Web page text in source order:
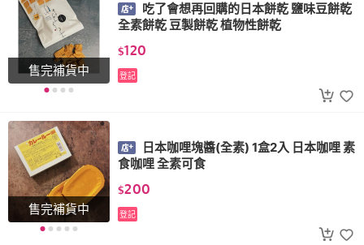
售完補貨中
吃了會想再回購的日本餅乾 鹽味豆餅乾
全素餅乾 豆製餅乾 植物性餅乾
$120
登記
售完補貨中
日本咖哩塊醬(全素) 1盒2入 日本咖哩 素
食咖哩 全素可食
$200
登記